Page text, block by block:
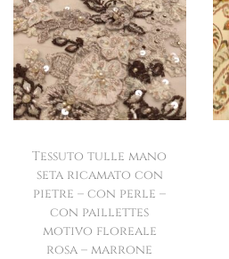
z
z
o
o
r
g
n
a
z
z
o
a
t
u
l
e
Tessuto tulle mano
seta ricamato con
pietre – con perle –
con paillettes
motivo floreale
rosa – marrone